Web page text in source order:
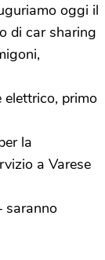
oggi il
di car sharing
elettrico, primo
la
a Varese
saranno